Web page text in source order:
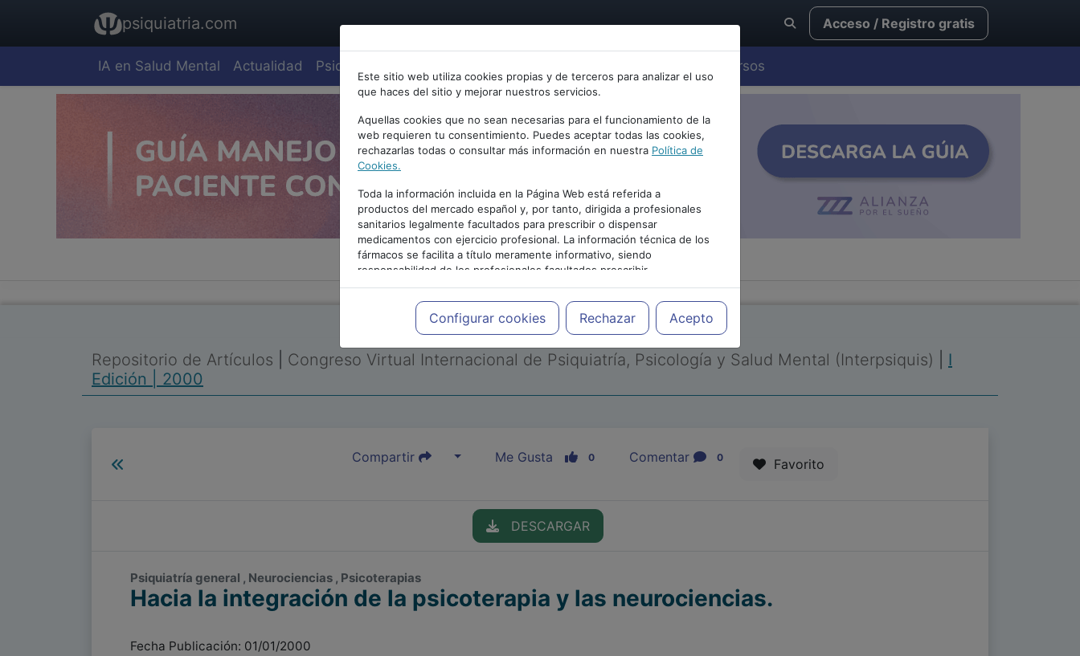
psiquiatria.com Acceso / Registro gratis
IA en Salud Mental Actualidad Psiquiatría Cursos
Este sitio web utiliza cookies propias y de terceros para analizar el uso
que haces del sitio y mejorar nuestros servicios.
Aquellas cookies que no sean necesarias para el funcionamiento de la
web requieren tu consentimiento. Puedes aceptar todas las cookies,
rechazarlas todas o consultar más información en nuestra Política de
Cookies.
Toda la información incluida en la Página Web está referida a
productos del mercado español y, por tanto, dirigida a profesionales
sanitarios legalmente facultados para prescribir o dispensar
medicamentos con ejercicio profesional. La información técnica de los
fármacos se facilita a título meramente informativo, siendo
responsabilidad de los profesionales facultados prescribir
medicamentos y decidir, en cada caso concreto, el tratamiento más
adecuado a las necesidades del paciente.
Configurar cookies Rechazar Acepto
PUBLICIDAD
Repositorio de Artículos Congreso Virtual Internacional de Psiquiatría, Psicología y Salud Mental (Interpsiquis)
I
Edición | 2000
Compartir Me Gusta 0 Comentar 0 Favorito
DESCARGAR
Psiquiatría general , Neurociencias , Psicoterapias
Hacia la integración de la psicoterapia y las neurociencias.
Fecha Publicación: 01/01/2000